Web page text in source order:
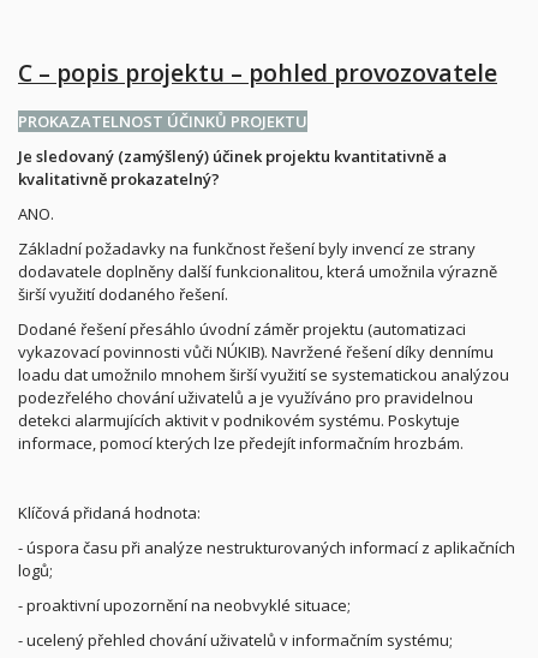
C – popis projektu – pohled provozovatele
PROKAZATELNOST ÚČINKŮ PROJEKTU
Je sledovaný (zamýšlený) účinek projektu kvantitativně a
kvalitativně prokazatelný?
ANO.
Základní požadavky na funkčnost řešení byly invencí ze strany
dodavatele doplněny další funkcionalitou, která umožnila výrazně
širší využití dodaného řešení.
Dodané řešení přesáhlo úvodní záměr projektu (automatizaci
vykazovací povinnosti vůči NÚKIB). Navržené řešení díky dennímu
loadu dat umožnilo mnohem širší využití se systematickou analýzou
podezřelého chování uživatelů a je využíváno pro pravidelnou
detekci alarmujících aktivit v podnikovém systému. Poskytuje
informace, pomocí kterých lze předejít informačním hrozbám.
Klíčová přidaná hodnota:
- úspora času při analýze nestrukturovaných informací z aplikačních
logů;
- proaktivní upozornění na neobvyklé situace;
- ucelený přehled chování uživatelů v informačním systému;